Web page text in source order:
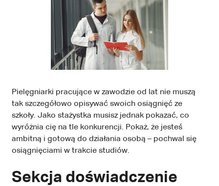
Pielęgniarki pracujące w zawodzie od lat nie muszą
tak szczegółowo opisywać swoich osiągnięć ze
szkoły. Jako stażystka musisz jednak pokazać, co
wyróżnia cię na tle konkurencji. Pokaż, że jesteś
ambitną i gotową do działania osobą – pochwal się
osiągnięciami w trakcie studiów.
Sekcja doświadczenie